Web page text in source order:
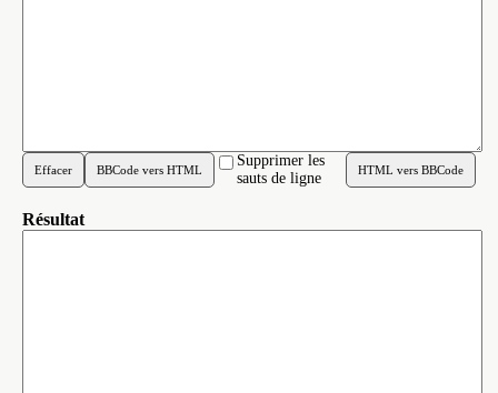
Supprimer les
sauts de ligne
Résultat